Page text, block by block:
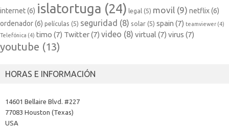
internet(6) islatortuga (24) legal (5) movil (9) netflix(6)
ordenador(6) películas (5) seguridad (8) solar (5) spain (7) teamviewer (4)
Telefónica (4) timo (7) Twitter(7) video (8) virtual (7) virus (7)
youtube (13)
HORAS E INFORMACIÓN
14601 Bellaire Blvd. #227
77083 Houston (Texas)
USA